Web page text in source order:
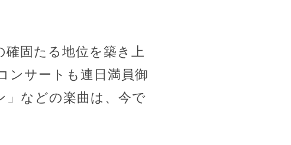
固たる地位を築き上
ンサートも連日満員御
」などの楽曲は、今で